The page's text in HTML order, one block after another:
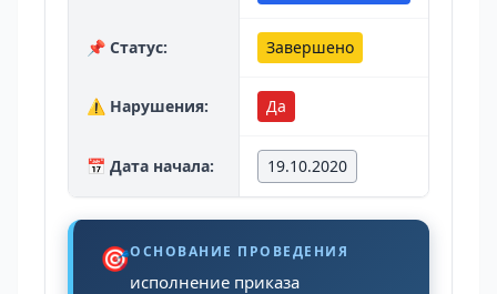
📌 Статус: Завершено
⚠️ Нарушения: Да
📅 Дата начала: 19.10.2020
🎯ОСНОВАНИЕ ПРОВЕДЕНИЯ
исполнение приказа